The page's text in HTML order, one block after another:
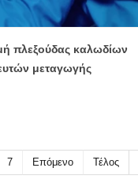
πλεξούδας καλωδίων
μεταγωγής
7 Επόμενο Τέλος